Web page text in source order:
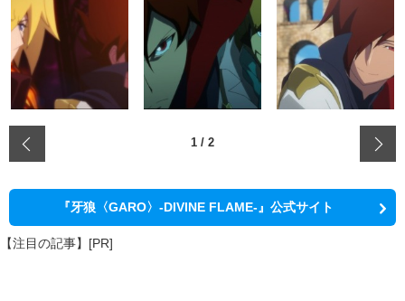
1 / 2
『牙狼〈GARO〉-DIVINE FLAME-』公式サイト
【注目の記事】[PR]